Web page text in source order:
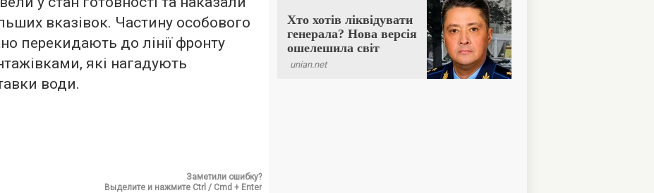
вказівок. Частину особового
перекидають до лінії фронту
які нагадують
води.
Заметили ошибку?
Выделите и нажмите Ctrl / Cmd + Enter